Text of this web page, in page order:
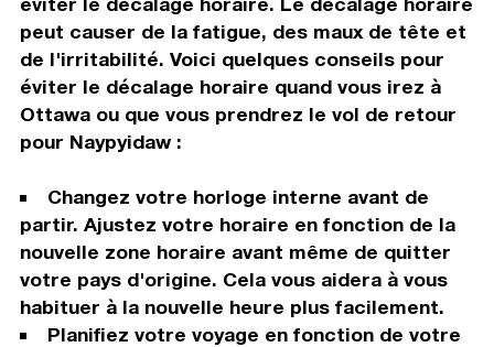
peut causer de la fatigue, des maux de tête et
de l'irritabilité. Voici quelques conseils pour
éviter le décalage horaire quand vous irez à
Ottawa ou que vous prendrez le vol de retour
pour Naypyidaw :
Changez votre horloge interne avant de
partir. Ajustez votre horaire en fonction de la
nouvelle zone horaire avant même de quitter
votre pays d'origine. Cela vous aidera à vous
habituer à la nouvelle heure plus facilement.
Planifiez votre voyage en fonction de votre